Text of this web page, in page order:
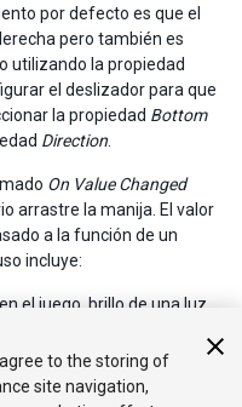
por defecto es que el
pero también es
utilizando la propiedad
el deslizador para que
la propiedad Bottom
Direction
On Value Changed
arrastre la manija. El valor
a la función de un
incluye:
el juego, brillo de una luz,
tiempo o ángulo.
agree to the storing of
site navigation,